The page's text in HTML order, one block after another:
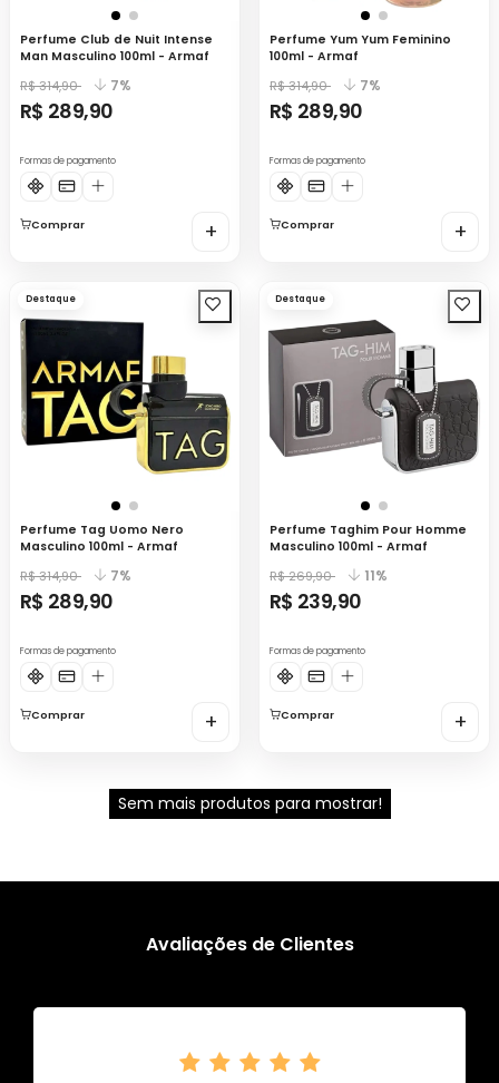
Perfume Club de Nuit Intense
Man Masculino 100ml - Armaf
R$ 314,90 7%
R$ 289,90
Formas de pagamento
Comprar +
Perfume Yum Yum Feminino
100ml - Armaf
R$ 314,90 7%
R$ 289,90
Formas de pagamento
Comprar +
Destaque
Perfume Tag Uomo Nero
Masculino 100ml - Armaf
R$ 314,90 7%
R$ 289,90
Formas de pagamento
Comprar +
Destaque
Perfume Taghim Pour Homme
Masculino 100ml - Armaf
R$ 269,90 11%
R$ 239,90
Formas de pagamento
Comprar +
Sem mais produtos para mostrar!
Avaliações de Clientes